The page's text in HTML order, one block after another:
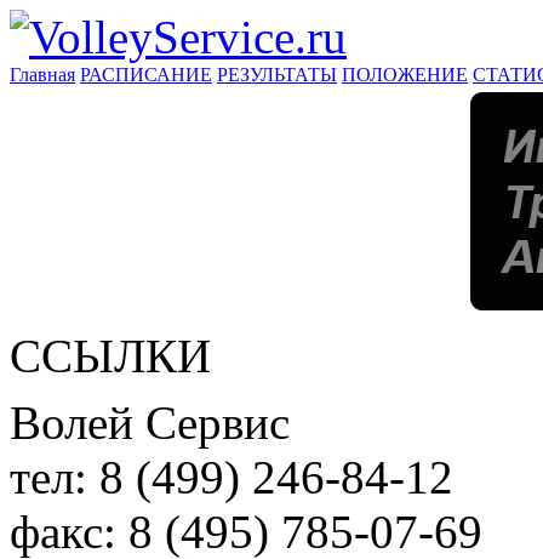
Главная РАСПИСАНИЕ РЕЗУЛЬТАТЫ ПОЛОЖЕНИЕ
ССЫЛКИ
Волей Сервис
тел: 8 (499) 246-84-12
факс: 8 (495) 785-07-69